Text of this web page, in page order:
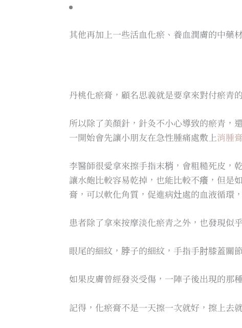
其他再加上一些活血化瘀、養血潤膚的中藥
丹桃化瘀膏，顧名思義就是要拿來對付瘀青
所以除了美顏針，針灸不小心導致的瘀青，
一開始會先讓小朋友在急性腫痛處敷上消腫膏
李醫師很愛拿來擦手指末梢，會粗糙死皮，
讓水皰比較容易乾掉，也能比較不癢，但是
膏，可以軟化角質，促進病灶處的血液循環
患者除了拿來按摩淡化瘀青之外，也發現似
眼尾的細紋，脖子的細紋，手指手肘膝蓋關
如果皮膚曾經發炎受傷，一陣子後出現的那
記得，化瘀膏不是一天擦一次就好，擦上去